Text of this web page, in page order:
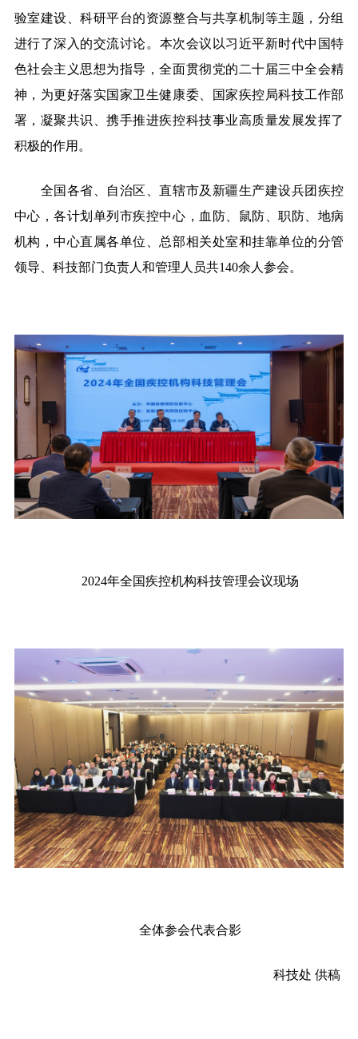
验室建设、科研平台的资源整合与共享机制等主题，分组
进行了深入的交流讨论。 本次会议以习近平新时代中国特
色社会主义思想为指导，全面贯彻党的二十届三中全会精
神，为更好落实国家卫生健康委、国家疾控局科技工作部
署，凝聚共识、携手推进疾控科技事业高质量发展发挥了
积极的作用。
全国各省、自治区、直辖市及新疆生产建设兵团疾控
中心，各计划单列市疾控中心，血防、鼠防、职防、地病
机构，中心直属各单位、总部相关处室和挂靠单位的分管
领导、科技部门负责人和管理人员共140余人参会。
2024年全国疾控机构科技管理会议现场
全体参会代表合影
科技处 供稿